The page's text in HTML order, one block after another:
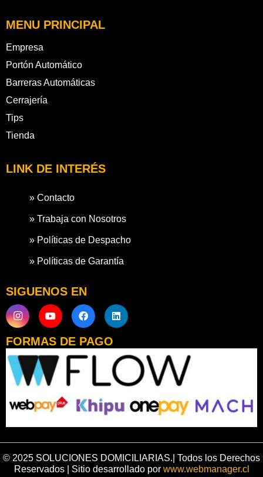
MENU PRINCIPAL
Empresa
Portón Automático
Barreras Automáticas
Cerrajería
Tips
Tienda
LINK DE INTERÉS
» Contacto
» Trabaja con Nosotros
» Políticas de Despacho
» Políticas de Garantía
SIGUENOS EN
FORMAS DE PAGO
© 2025 SOLUCIONES DOMICILIARIAS.| Todos los Derechos
Reservados | Sitio desarrollado por www.webmanager.cl